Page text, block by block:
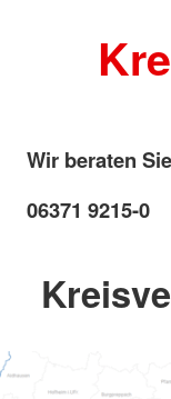
Wir beraten
06371 9215-0